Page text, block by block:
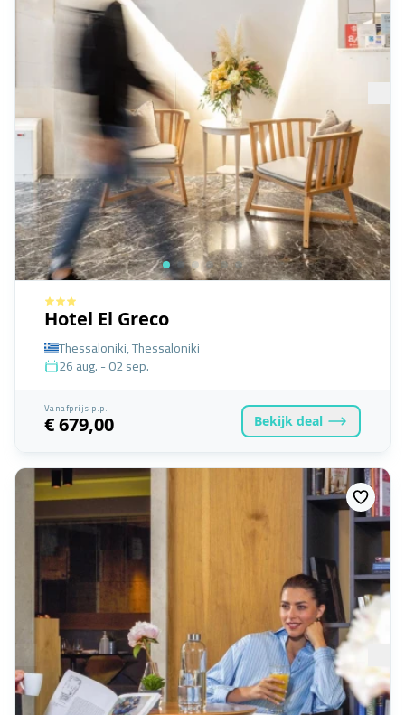
Hotel El Greco
Thessaloniki, Thessaloniki
26 aug. - 02 sep.
Vanafprijs p.p.
€ 679,00 Bekijk deal